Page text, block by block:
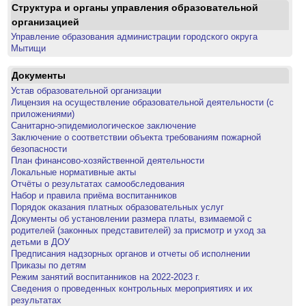
Структура и органы управления образовательной
организацией
Управление образования администрации городского округа
Мытищи
Документы
Устав образовательной организации
Лицензия на осуществление образовательной деятельности (с
приложениями)
Санитарно-эпидемиологическое заключение
Заключение о соответствии объекта требованиям пожарной
безопасности
План финансово-хозяйственной деятельности
Локальные нормативные акты
Отчёты о результатах самообследования
Набор и правила приёма воспитанников
Порядок оказания платных образовательных услуг
Документы об установлении размера платы, взимаемой с
родителей (законных представителей) за присмотр и уход за
детьми в ДОУ
Предписания надзорных органов и отчеты об исполнении
Приказы по детям
Режим занятий воспитанников на 2022-2023 г.
Сведения о проведенных контрольных мероприятиях и их
результатах